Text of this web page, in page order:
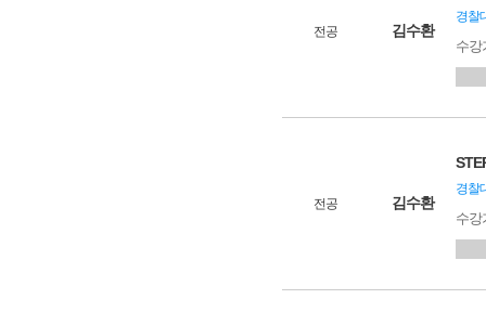
전공 김수환
경찰
수
전공 김수환
경찰
수